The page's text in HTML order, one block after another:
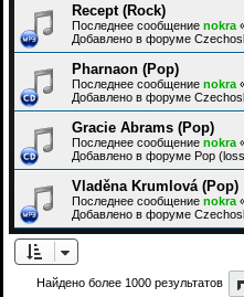
Recept (Rock)
Последнее сообщение nokra
Добавлено в форуме
Pharnaon (Pop)
Последнее сообщение nokra
Добавлено в форуме
Gracie Abrams (Pop)
Последнее сообщение nokra
Добавлено в форуме Pop
Vladěna Krumlová (Pop)
Последнее сообщение nokra
Добавлено в форуме
Найдено более 1000 результатов